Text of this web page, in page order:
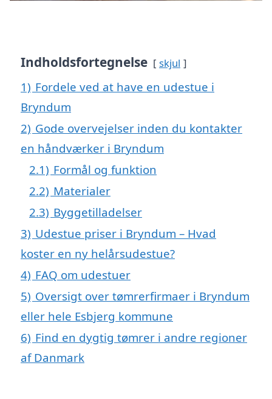
Indholdsfortegnelse skjul
1) Fordele ved at have en udestue i
Bryndum
2) Gode overvejelser inden du kontakter
en håndværker i Bryndum
2.1) Formål og funktion
2.2) Materialer
2.3) Byggetilladelser
3) Udestue priser i Bryndum – Hvad
koster en ny helårsudestue?
4) FAQ om udestuer
5) Oversigt over tømrerfirmaer i Bryndum
eller hele Esbjerg kommune
6) Find en dygtig tømrer i andre regioner
af Danmark